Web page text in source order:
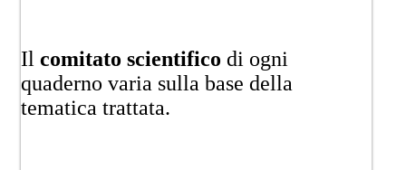
Il comitato scientifico di ogni
quaderno varia sulla base della
tematica trattata.